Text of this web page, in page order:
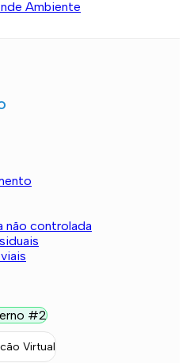
não controlada
#2
Virtual